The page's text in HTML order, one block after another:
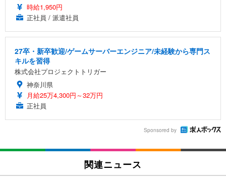
時給1,950円
正社員 / 派遣社員
27卒・新卒歓迎/ゲームサーバーエンジニア/未経験から専門ス
キルを習得
株式会社プロジェクトトリガー
神奈川県
月給25万4,300円～32万円
正社員
Sponsored by
関連ニュース